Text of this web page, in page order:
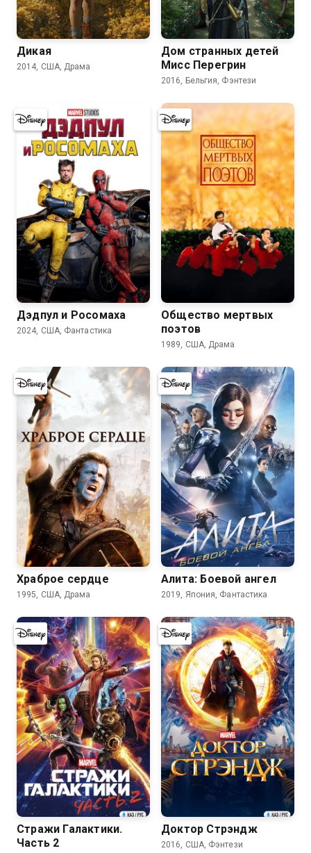
7.2
Дикая
2014, США, Драма
6.9
Дом странных детей
Мисс Перегрин
2016, Бельгия, Фэнтези
7.3
Дэдпул и Росомаха
2024, США, Фантастика
8.3
Общество мертвых
поэтов
1989, США, Драма
8.3
Храброе сердце
1995, США, Драма
7.2
Алита: Боевой ангел
2019, Япония, Фантастика
7.8
Стражи Галактики.
Часть 2
7.5
Доктор Стрэндж
2016, США, Фэнтези